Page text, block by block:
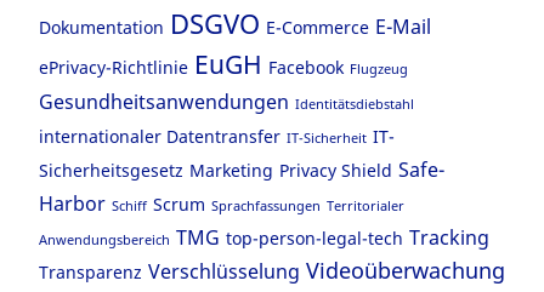
Dokumentation DSGVO E-Commerce E-Mail
ePrivacy-Richtlinie EuGH Facebook Flugzeug
Gesundheitsanwendungen Identitätsdiebstahl
internationaler Datentransfer IT-Sicherheit IT-
Sicherheitsgesetz Marketing Privacy Shield Safe-
Harbor Schiff Scrum Sprachfassungen Territorialer
Anwendungsbereich TMG top-person-legal-tech Tracking
Transparenz Verschlüsselung Videoüberwachung